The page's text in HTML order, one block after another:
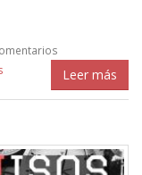
Leer más